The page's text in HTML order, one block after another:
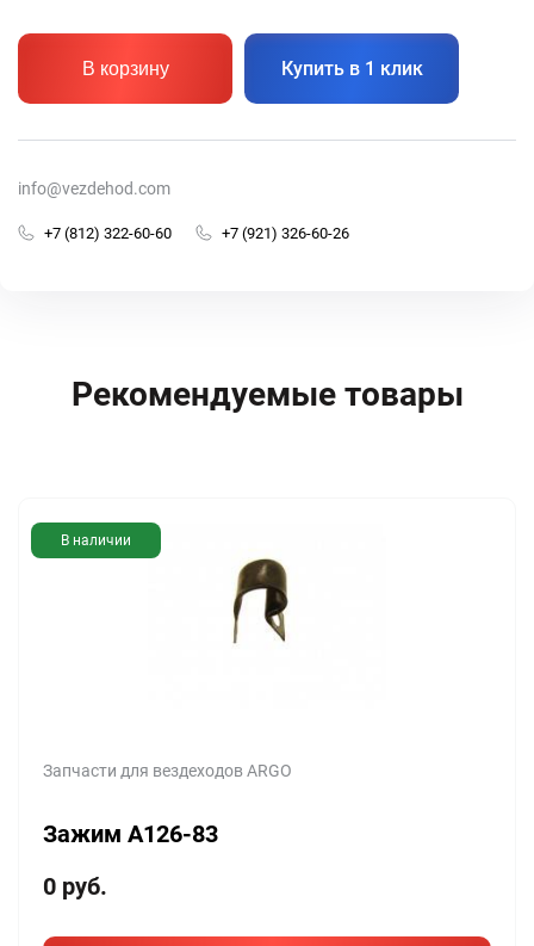
В корзину Купить в 1 клик
info@vezdehod.com
+7 (812) 322-60-60 +7 (921) 326-60-26
Рекомендуемые товары
В наличии
Запчасти для вездеходов ARGO
Зажим A126-83
0 руб.